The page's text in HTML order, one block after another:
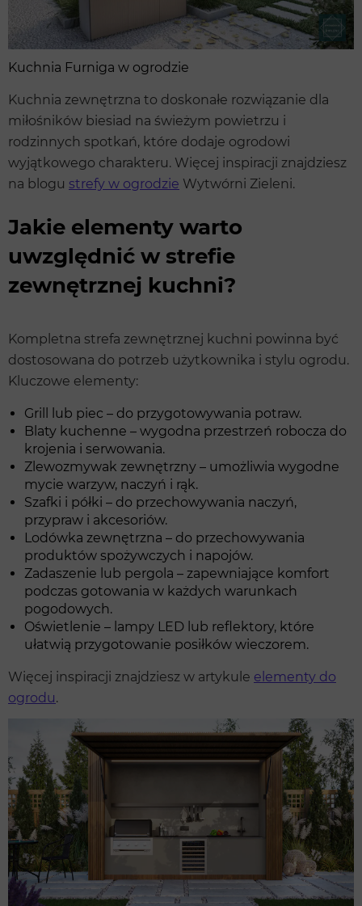
Kuchnia Furniga w ogrodzie
Kuchnia zewnętrzna to doskonałe rozwiązanie dla
miłośników biesiad na świeżym powietrzu i
rodzinnych spotkań, które dodaje ogrodowi
wyjątkowego charakteru. Więcej inspiracji znajdziesz
na blogu strefy w ogrodzie Wytwórni Zieleni.
Jakie elementy warto
uwzględnić w strefie
zewnętrznej kuchni?
Kompletna strefa zewnętrznej kuchni powinna być
dostosowana do potrzeb użytkownika i stylu ogrodu.
Kluczowe elementy:
Grill lub piec – do przygotowywania potraw.
Blaty kuchenne – wygodna przestrzeń robocza do
krojenia i serwowania.
Zlewozmywak zewnętrzny – umożliwia wygodne
mycie warzyw, naczyń i rąk.
Szafki i półki – do przechowywania naczyń,
przypraw i akcesoriów.
Lodówka zewnętrzna – do przechowywania
produktów spożywczych i napojów.
Zadaszenie lub pergola – zapewniające komfort
podczas gotowania w każdych warunkach
pogodowych.
Oświetlenie – lampy LED lub reflektory, które
ułatwią przygotowanie posiłków wieczorem.
Więcej inspiracji znajdziesz w artykule elementy do
ogrodu.